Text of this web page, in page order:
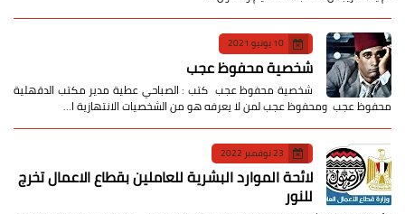
10 يونيو 2021
شخصية محفوظ عجب
شخصية محفوظ عجب كتب : الصباحي عطية مدير مكتب الدقهلية
محفوظ عجب ومحفوظ عجب لمن لا يعرفه هو من الشخصيات الانتهازية ا…
23 نوفمبر 2022
لائحة الموارد البشرية للعاملين بقطاع الاعمال تخرج
للنور